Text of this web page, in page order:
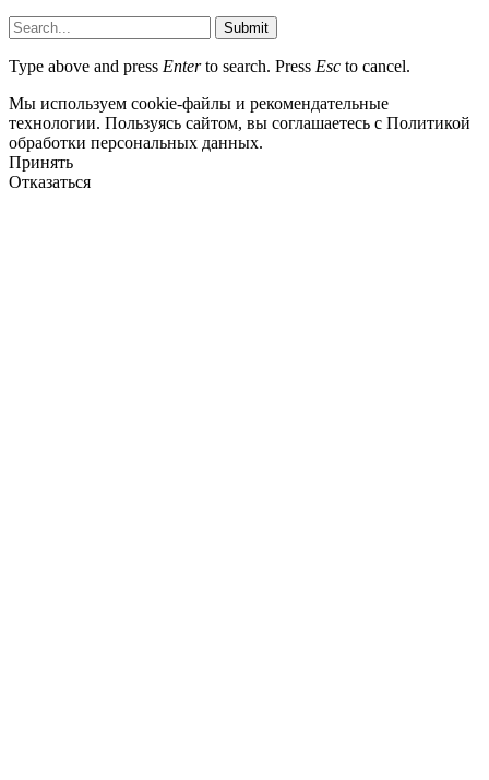
Submit
Type above and press Enterto search. Press Esc to cancel.
Мы используем cookie-файлы и рекомендательные
технологии. Пользуясь сайтом, вы соглашаетесь с Политикой
обработки персональных данных.
Принять
Отказаться